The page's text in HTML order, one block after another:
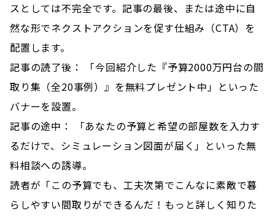
スとしては不完全です。記事の最後、または途中に自
然な形でネクストアクションを促す仕組み（CTA）を
配置します。
記事の読了後： 「今回紹介した『予算2000万円台の間
取り集（全20事例）』を無料プレゼント中」といった
バナーを設置。
記事の途中： 「あなたの予算と希望の部屋数を入力す
るだけで、シミュレーション図面が届く」といった無
料相談への誘導。
読者が「この予算でも、工夫次第でこんなに素敵で暮
らしやすい間取りができるんだ！もっと詳しく知りた